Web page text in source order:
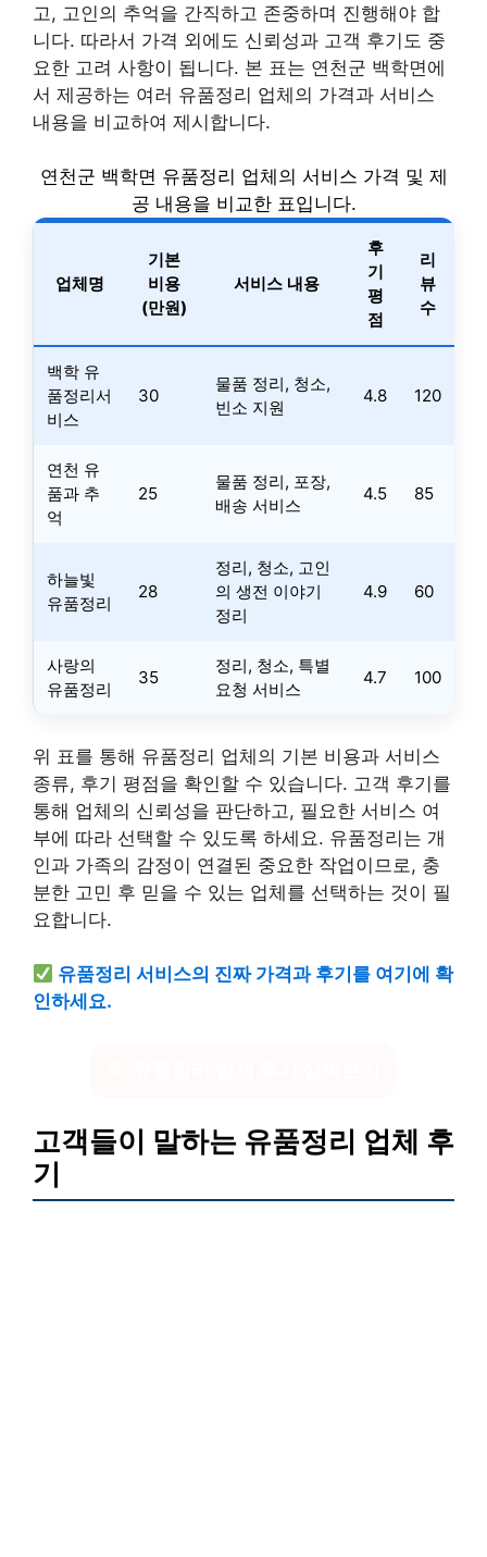
고, 고인의 추억을 간직하고 존중하며 진행해야 합
니다. 따라서 가격 외에도 신뢰성과 고객 후기도 중
요한 고려 사항이 됩니다. 본 표는 연천군 백학면에
서 제공하는 여러 유품정리 업체의 가격과 서비스
내용을 비교하여 제시합니다.
연천군 백학면 유품정리 업체의 서비스 가격 및 제
공 내용을 비교한 표입니다.
업체명
기본
비용
(만원)
서비스 내용
후
기
평
점
리
뷰
수
백학 유
품정리서
비스
30
물품 정리, 청소,
빈소 지원
4.8 120
연천 유
품과 추
억
25
물품 정리, 포장,
배송 서비스
4.5 85
하늘빛
유품정리
28
정리, 청소, 고인
의 생전 이야기
정리
4.9 60
사랑의
유품정리
35
정리, 청소, 특별
요청 서비스
4.7 100
위 표를 통해 유품정리 업체의 기본 비용과 서비스
종류, 후기 평점을 확인할 수 있습니다. 고객 후기를
통해 업체의 신뢰성을 판단하고, 필요한 서비스 여
부에 따라 선택할 수 있도록 하세요. 유품정리는 개
인과 가족의 감정이 연결된 중요한 작업이므로, 충
분한 고민 후 믿을 수 있는 업체를 선택하는 것이 필
요합니다.
유품정리 서비스의 진짜 가격과 후기를 여기에 확
인하세요.
고객들이 말하는 유품정리 업체 후
기